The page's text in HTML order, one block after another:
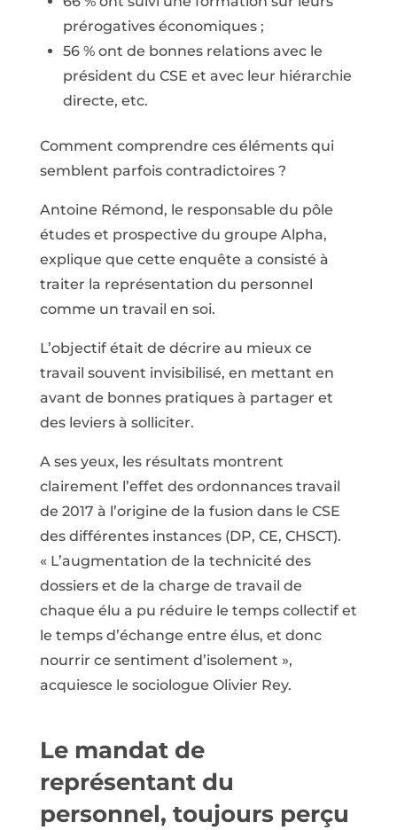
prérogatives économiques ;
56 % ont de bonnes relations avec le
président du CSE et avec leur hiérarchie
directe, etc.
Comment comprendre ces éléments qui
semblent parfois contradictoires ?
Antoine Rémond, le responsable du pôle
études et prospective du groupe Alpha,
explique que cette enquête a consisté à
traiter la représentation du personnel
comme un travail en soi.
L’objectif était de décrire au mieux ce
travail souvent invisibilisé, en mettant en
avant de bonnes pratiques à partager et
des leviers à solliciter.
A ses yeux, les résultats montrent
clairement l’effet des ordonnances travail
de 2017 à l’origine de la fusion dans le CSE
des différentes instances (DP, CE, CHSCT).
« L’augmentation de la technicité des
dossiers et de la charge de travail de
chaque élu a pu réduire le temps collectif et
le temps d’échange entre élus, et donc
nourrir ce sentiment d’isolement »,
acquiesce le sociologue Olivier Rey.
Le mandat de
représentant du
personnel, toujours perçu